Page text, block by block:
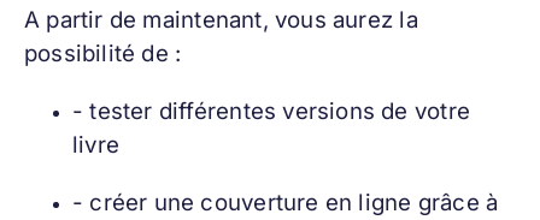
A partir de maintenant, vous aurez la
possibilité de :
- tester différentes versions de votre
livre
- créer une couverture en ligne grâce à